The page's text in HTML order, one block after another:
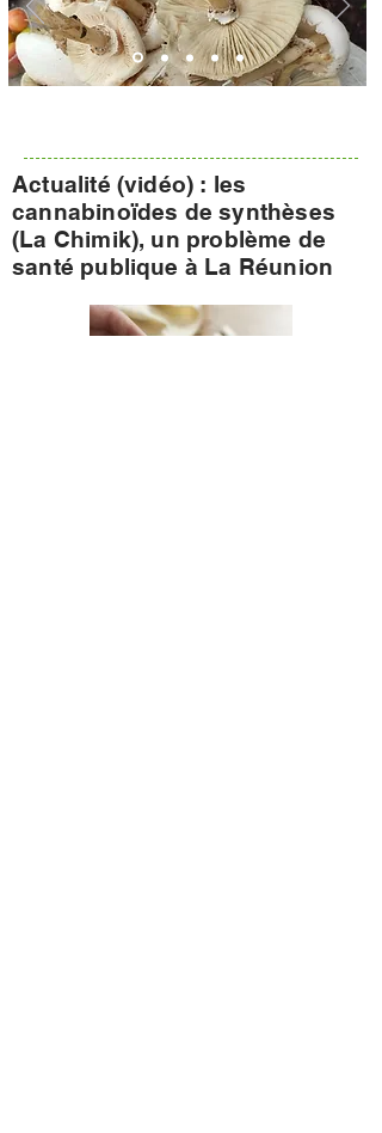
Actualité (vidéo) : les
cannabinoïdes de synthèses
(La Chimik), un problème de
santé publique à La Réunion